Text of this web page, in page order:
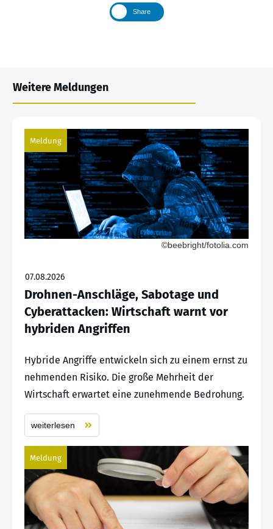
Share
Weitere Meldungen
Meldung
©beebright/fotolia.com
07.08.2026
Drohnen-Anschläge, Sabotage und
Cyberattacken: Wirtschaft warnt vor
hybriden Angriffen
Hybride Angriffe entwickeln sich zu einem ernst zu
nehmenden Risiko. Die große Mehrheit der
Wirtschaft erwartet eine zunehmende Bedrohung.
weiterlesen
Meldung